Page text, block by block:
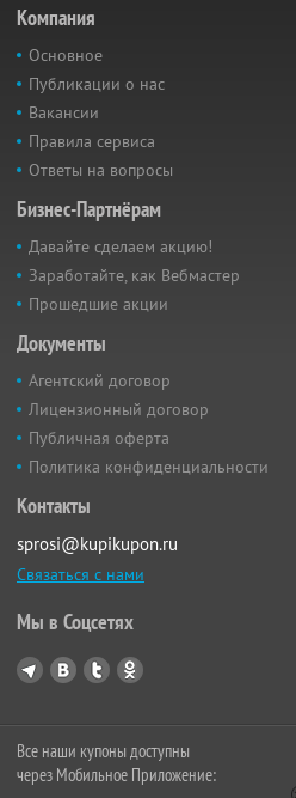
Компания
Основное
Публикации о нас
Вакансии
Правила сервиса
Ответы на вопросы
Бизнес-Партнёрам
Давайте сделаем акцию!
Заработайте, как Вебмастер
Прошедшие акции
Документы
Агентский договор
Лицензионный договор
Публичная оферта
Политика конфиденциальности
Контакты
sprosi@kupikupon.ru
Связаться с нами
Мы в Соцсетях
Все наши купоны доступны
через Мобильное Приложение: